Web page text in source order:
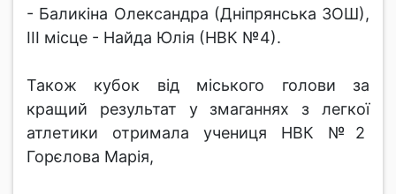
- Баликіна Олександра (Дніпрянська ЗОШ),
ІІІ місце - Найда Юлія (НВК №4).
Також кубок від міського голови за
кращий результат у змаганнях з легкої
атлетики отримала учениця НВК №2
Горєлова Марія,